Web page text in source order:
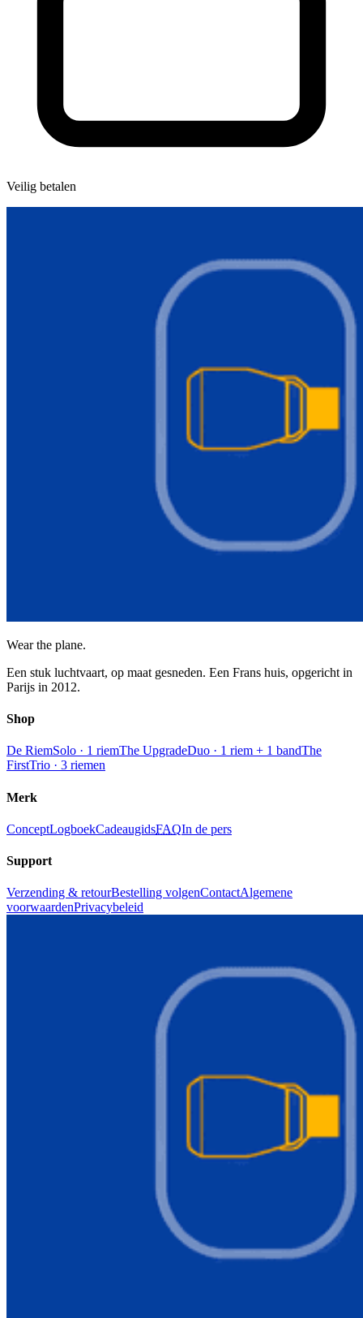
Veilig betalen
Wear the plane.
Een stuk luchtvaart, op maat gesneden. Een Frans huis, opgericht in
Parijs in 2012.
Shop
De RiemSolo · 1 riemThe UpgradeDuo · 1 riem + 1 bandThe
FirstTrio · 3 riemen
Merk
ConceptLogboekCadeaugidsFAQIn de pers
Support
Verzending & retourBestelling volgenContactAlgemene
voorwaardenPrivacybeleid